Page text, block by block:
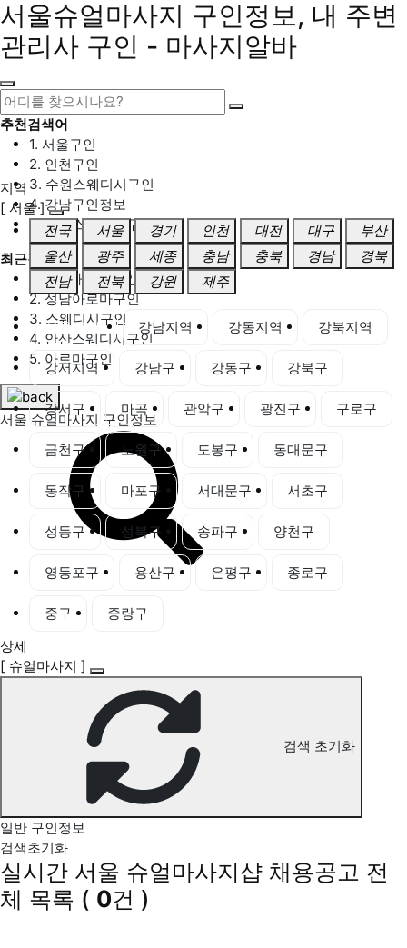
서울슈얼마사지 구인정보, 내 주변
관리사 구인 - 마사지알바
추천검색어
1. 서울구인
2. 인천구인
3. 수원스웨디시구인
4. 강남구인정보
5. 동탄스웨디시구인
최근검색어
1. 일산마사지구인
2. 성남아로마구인
3. 스웨디시구인
4. 안산스웨디시구인
5. 아로마구인
서울 슈얼마사지 구인정보
지역
[ 서울 ]
전국
서울 경기 인천 대전 대구
부산
울산
광주 세종 충남 충북 경남
경북
전남
전북 강원 제주
서울 전체 강남지역 강동지역 강북지역
강서지역 강남구 강동구 강북구
강서구 마곡 관악구 광진구 구로구
금천구 노원구 도봉구 동대문구
동작구 마포구 서대문구 서초구
성동구 성북구 송파구 양천구
영등포구 용산구 은평구 종로구
중구
중랑구
상세
[ 슈얼마사지 ]
검색 초기화
일반 구인정보
검색초기화
실시간 서울 슈얼마사지샵 채용공고 전
체 목록 ( 0건 )